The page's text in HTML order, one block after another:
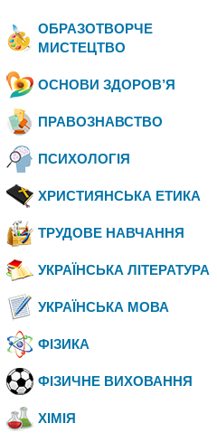
ОБРАЗОТВОРЧЕ
МИСТЕЦТВО
ОСНОВИ ЗДОРОВ’Я
ПРАВОЗНАВСТВО
ПСИХОЛОГІЯ
ХРИСТИЯНСЬКА ЕТИКА
ТРУДОВЕ НАВЧАННЯ
УКРАЇНСЬКА ЛІТЕРАТУРА
УКРАЇНСЬКА МОВА
ФІЗИКА
ФІЗИЧНЕ ВИХОВАННЯ
ХІМІЯ